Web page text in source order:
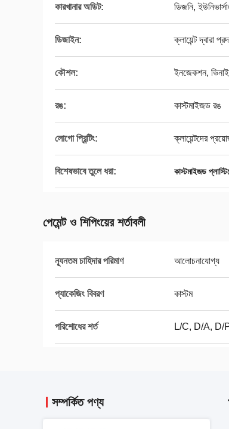
কারখানার অডিট: ডিজনি,
ডিজাইন: ক্লায়েন্ট দ্বারা
কৌশল: ইনজেকশন,
রঙ: কাস্টমাইজড রঙ
লোগো প্রিন্টিং: ক্লায়েন্টদের
বিশেষভাবে তুলে ধরা: কাস্টমাইজড
পেমেন্ট ও শিপিংয়ের শর্তাবলী
ন্যূনতম চাহিদার পরিমাণ আলোচনাযোগ্য
প্যাকেজিং বিবরণ কাস্টম
পরিশোধের শর্ত L/C, D/A, D/P,
সম্পর্কিত পণ্য